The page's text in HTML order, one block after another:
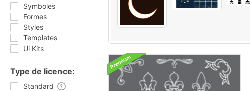
Symboles
Formes
Styles
Templates
Ui Kits
Type de licence:
Standard